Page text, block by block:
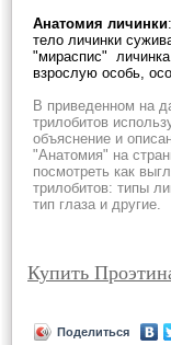
Анатомия личинки
тело личинки
"мираспис"
взрослую особь,
В приведенном на
трилобитов
объяснение и
"Анатомия" на
посмотреть как
трилобитов: типы
тип глаза и другие.
Купить
Поделиться